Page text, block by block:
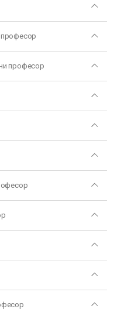
професор